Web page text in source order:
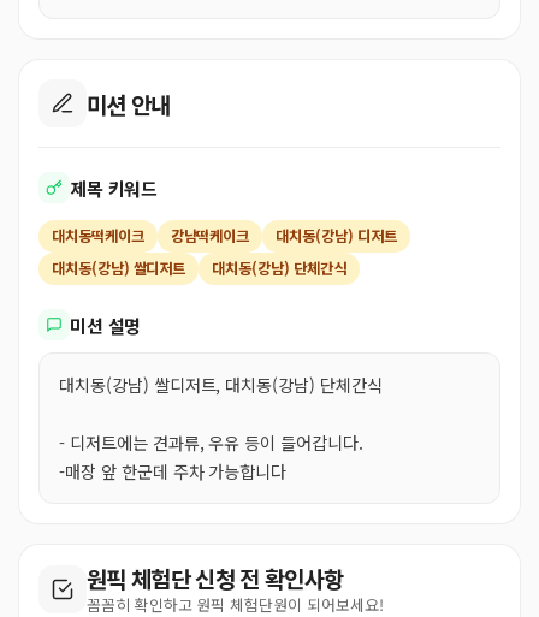
미션 안내
제목 키워드
대치동떡케이크 강남떡케이크
대치동(강남) 디저트
대치동(강남) 쌀디저트
대치동(강남) 단체간식
미션 설명
대치동(강남) 쌀디저트, 대치동(강남) 단체간식
- 디저트에는 견과류, 우유 등이 들어갑니다.
-매장 앞 한군데 주차 가능합니다
원픽 체험단 신청 전 확인사항
꼼꼼히 확인하고 원픽 체험단원이 되어보세요!